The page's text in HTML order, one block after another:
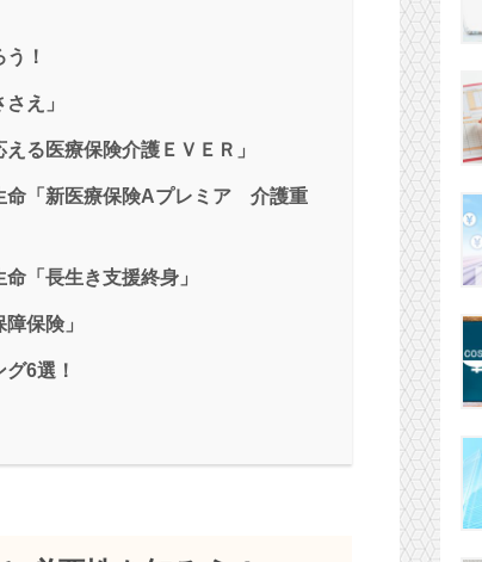
！
え」
る医療保険介護ＥＶＥＲ」
命「新医療保険Aプレミア 介護重
「長生き支援終身」
保険」
6選！